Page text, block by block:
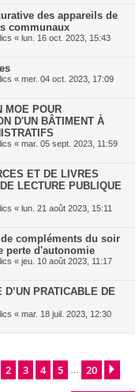
des appareils de
communaux
« lun. 16 oct. 2023, 15:43
« mer. 04 oct. 2023, 17:09
MOE POUR
D'UN BÂTIMENT À
« mar. 05 sept. 2023, 11:59
ET DE LIVRES
LECTURE PUBLIQUE
« lun. 21 août 2023, 15:11
compléments du soir
perte d'autonomie
« jeu. 10 août 2023, 11:17
PRATICABLE DE
« mar. 18 juil. 2023, 12:30
1sur20
2 3 4 5 20